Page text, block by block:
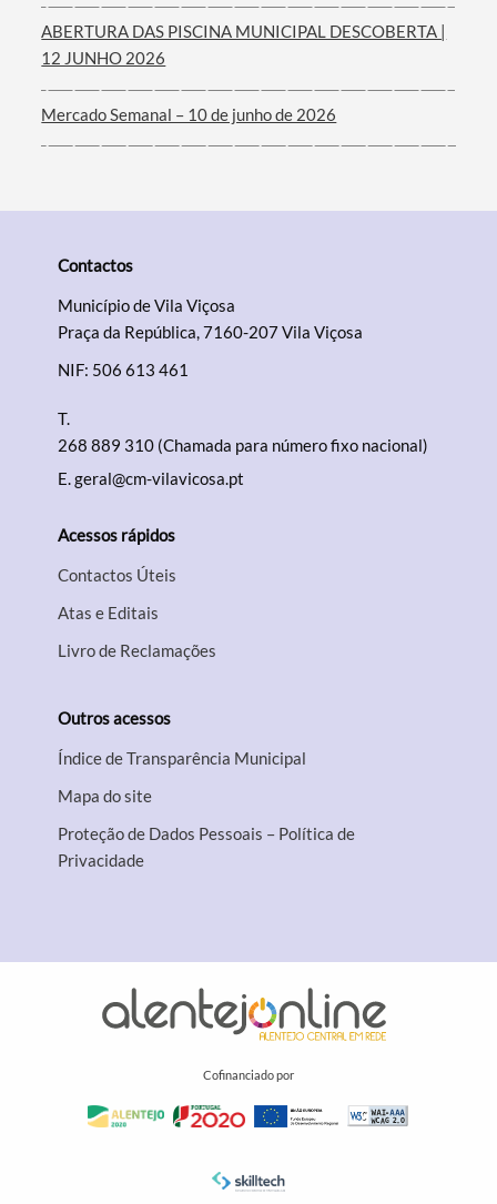
ABERTURA DAS PISCINA MUNICIPAL DESCOBERTA |
12 JUNHO 2026
Mercado Semanal – 10 de junho de 2026
Contactos
Município de Vila Viçosa
Praça da República, 7160-207 Vila Viçosa
NIF: 506 613 461
T.
268 889 310 (Chamada para número fixo nacional)
E.geral@cm-vilavicosa.pt
Acessos rápidos
Contactos Úteis
Atas e Editais
Livro de Reclamações
Outros acessos
Índice de Transparência Municipal
Mapa do site
Proteção de Dados Pessoais – Política de
Privacidade
Cofinanciado por